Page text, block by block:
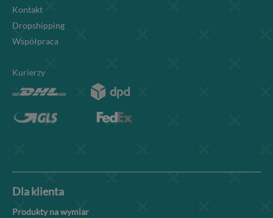
Kontakt
Dropshipping
Współpraca
Kurierzy
Dla klienta
Produkty na wymiar